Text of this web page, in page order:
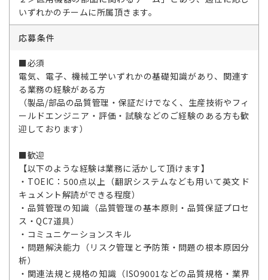
いずれかのチームに所属頂きます。
応募条件
■必須
電気、電子、機械工学いずれかの基礎知識があり、関連す
る業務の経験がある方
（製品/部品の品質管理・保証だけでなく、生産技術やフィ
ールドエンジニア・評価・試験などのご経験のある方も歓
迎しております）
■歓迎
【以下のような経験は業務に活かして頂けます】
・TOEIC：500点以上（翻訳システムなども用いて英文ド
キュメント解読ができる程度）
・品質管理の知識（品質管理の基本原則・品質保証プロセ
ス・QC7道具）
・コミュニケーションスキル
・問題解決能力（リスク管理と予防策・問題の根本原因分
析）
・関連法規と規格の知識（ISO9001などの品質規格・業界